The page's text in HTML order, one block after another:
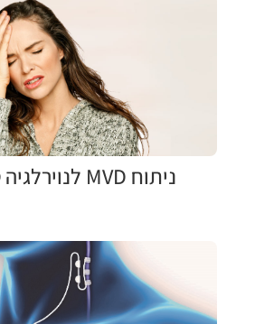
ניתוח MVD לנוירלגיה טריגמינלית